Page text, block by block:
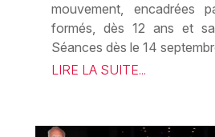
mouvement, encadrées
formés, dès 12 ans et
Séances dès le 14
LIRE LA SUITE...